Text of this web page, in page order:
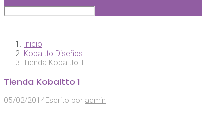
Inicio
Kobaltto Diseños
Tienda Kobaltto 1
Tienda Kobaltto 1
05/02/2014Escrito por admin